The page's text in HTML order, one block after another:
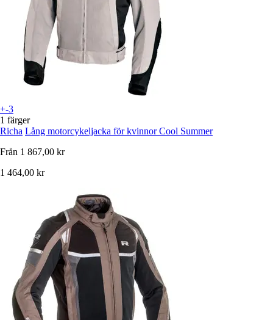
+-3
1 färger
Richa Lång motorcykeljacka för kvinnor Cool Summer
Från 1 867,00 kr
1 464,00 kr